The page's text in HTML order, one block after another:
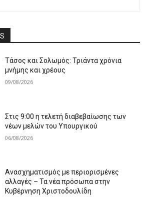
Τάσος και Σολωμός: Τριάντα χρόνια
μνήμης και χρέους
09/08/2026
Στις 9:00 η τελετή διαβεβαίωσης των
νέων μελών του Υπουργικού
06/08/2026
Ανασχηματισμός με περιορισμένες
αλλαγές – Τα νέα πρόσωπα στην
Κυβέρνηση Χριστοδουλίδη